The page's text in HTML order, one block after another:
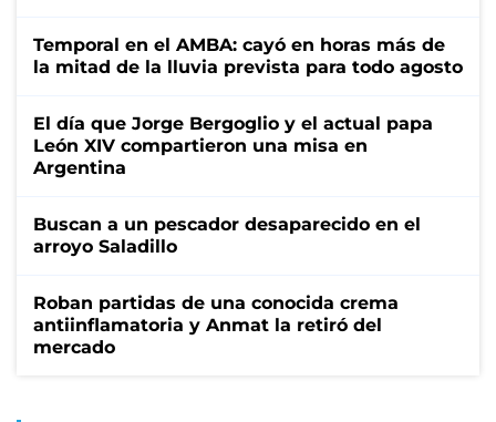
Temporal en el AMBA: cayó en horas más de
la mitad de la lluvia prevista para todo agosto
El día que Jorge Bergoglio y el actual papa
León XIV compartieron una misa en
Argentina
Buscan a un pescador desaparecido en el
arroyo Saladillo
Roban partidas de una conocida crema
antiinflamatoria y Anmat la retiró del
mercado